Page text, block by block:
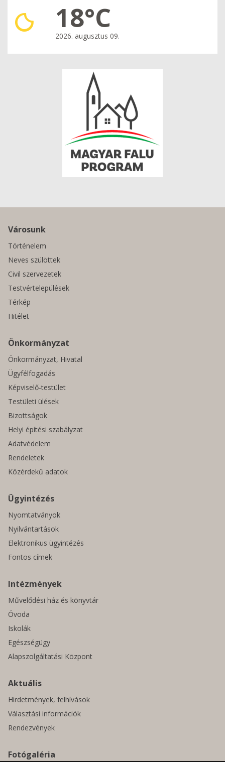
18°C
2026. augusztus 09.
Városunk
Történelem
Neves szülöttek
Civil szervezetek
Testvértelepülések
Térkép
Hitélet
Önkormányzat
Önkormányzat, Hivatal
Ügyfélfogadás
Képviselő-testület
Testületi ülések
Bizottságok
Helyi építési szabályzat
Adatvédelem
Rendeletek
Közérdekű adatok
Ügyintézés
Nyomtatványok
Nyilvántartások
Elektronikus ügyintézés
Fontos címek
Intézmények
Művelődési ház és könyvtár
Óvoda
Iskolák
Egészségügy
Alapszolgáltatási Központ
Aktuális
Hirdetmények, felhívások
Választási információk
Rendezvények
Fotógaléria